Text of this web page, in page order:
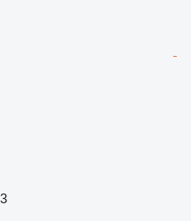
3